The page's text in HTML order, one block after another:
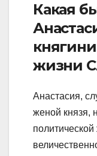
Какая
жизни
Анастасия,
женой князя,